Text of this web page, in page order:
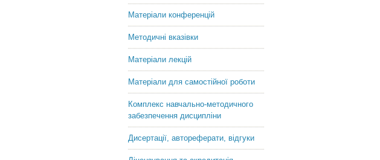
Матеріали конференцій
Методичні вказівки
Матеріали лекцій
Матеріали для самостійної роботи
Комплекс навчально-методичного
забезпечення дисципліни
Дисертації, автореферати, відгуки